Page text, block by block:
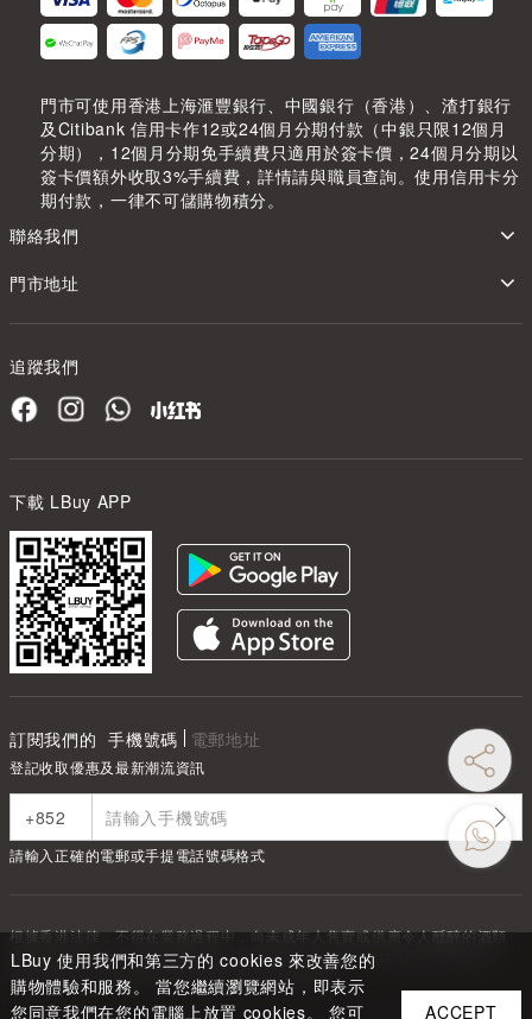
LBuy 使用我們和第三方的 cookies 來改善您的
購物體驗和服務。 當您繼續瀏覽網站，即表示
您同意我們在您的電腦上放置 cookies。 您可
ACCEPT
門市可使用香港上海滙豐銀行、中國銀行（香港）、渣打銀行
及Citibank 信用卡作12或24個月分期付款（中銀只限12個月
分期），12個月分期免手續費只適用於簽卡價，24個月分期以
簽卡價額外收取3%手續費，詳情請與職員查詢。使用信用卡分
期付款，一律不可儲購物積分。
聯絡我們
門市地址
追蹤我們
下載 LBuy APP
訂閱我們的 手機號碼 電郵地址
登記收取優惠及最新潮流資訊
請輸入正確的電郵或手提電話號碼格式
根據香港法律，不得在業務過程中，向未成年人售賣或供應令人醺醉的酒類
Under the law of Hong Kong, intoxicating liquor must not be sold or
supplied to a minor in the course of business.